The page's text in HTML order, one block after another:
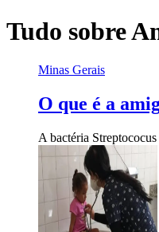
Tudo sobre
Minas Gerais
O que é a
A bactéria